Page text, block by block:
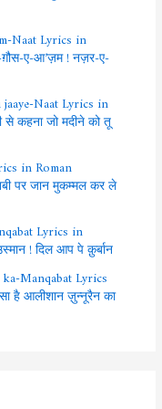
Naat Lyrics in
ए-आ’ज़म ! नज़र-ए-
Naat Lyrics in
कहना जो मदीने को तू
in Roman
पर जान मुकम्मल कर ले
Lyrics in
! दिल आप पे क़ुर्बान
Manqabat Lyrics
है आलीशान ज़ुन्नूरैन का